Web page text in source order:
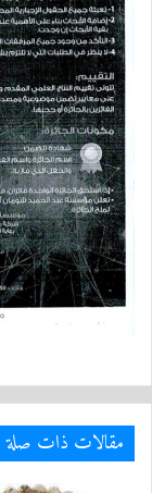
مقالات ذات صلة